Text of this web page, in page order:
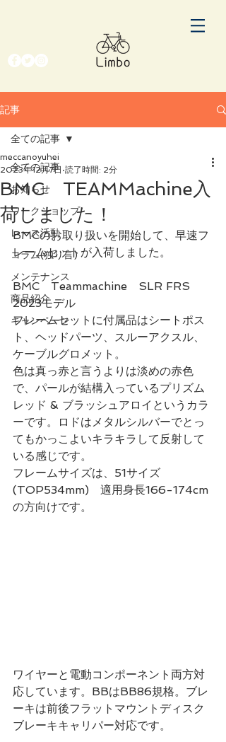
記事
全ての記事
お知らせ
ワークショップ
レース活動
コラム(独り言)
メンテナンス
商品紹介
キャンペーン
全ての記事
BMC TEAMMachine入
荷しました！
meccanoyuhei
2023年12月7日 読了時間: 2分
BMCのお取り扱いを開始して、早速フ
レームセットが入荷しました。
BMC　Teammachine　SLR FRS
2023モデル
フレームセットに付属品はシートポス
ト、ヘッドパーツ、スルーアクスル、
ケーブルグロメット。
色は真っ赤と言うよりは淡めの赤色
で、パールが結構入っているプリズム
レッド & ブラッシュアロイというカラ
ーです。ロドはメタルシルバーでとっ
てもかっこよいキラキラして反射して
いる感じです。
フレームサイズは、51サイズ
(TOP534mm)　適用身長166-174cm
の方向けです。
ワイヤーと電動コンポーネント両方対
応しています。BBはBB86規格。ブレ
ーキは前後フラットマウントディスク
ブレーキキャリパー対応です。